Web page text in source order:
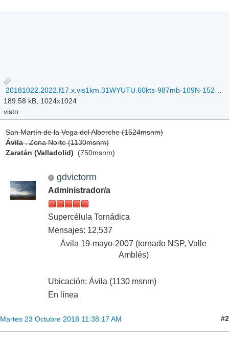
189.58 kB, 1024x1024
visto
San Martín de la Vega del Alberche (1524msnm)
Ávila. Zona Norte (1130msnm)
Zaratán (Valladolid) (750msnm)
gdvictorm
Administrador/a
Supercélula Tornádica
Mensajes: 12,537
Ávila 19-mayo-2007 (tornado NSP, Valle
Amblés)
Ubicación: Ávila (1130 msnm)
En línea
Martes 23 Octubre 2018 11:38:17 AM #2